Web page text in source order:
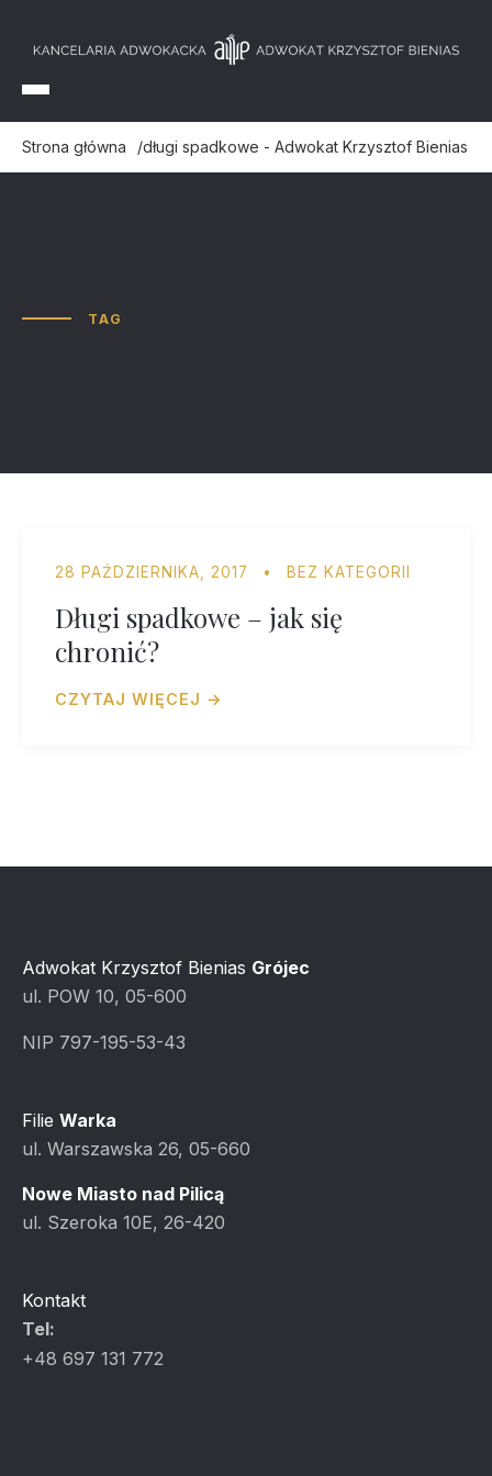
Strona główna długi spadkowe - Adwokat Krzysztof Bienias
TAG
28 PAŹDZIERNIKA, 2017 • BEZ KATEGORII
Długi spadkowe – jak się
chronić?
CZYTAJ WIĘCEJ →
Adwokat Krzysztof Bienias Grójec
ul. POW 10, 05-600
NIP 797-195-53-43
Filie Warka
ul. Warszawska 26, 05-660
Nowe Miasto nad Pilicą
ul. Szeroka 10E, 26-420
Kontakt
Tel:
+48 697 131 772